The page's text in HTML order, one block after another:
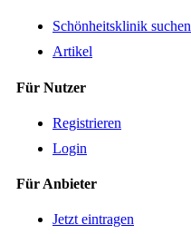
Schönheitsklinik suchen
Artikel
Für Nutzer
Registrieren
Login
Für Anbieter
Jetzt eintragen